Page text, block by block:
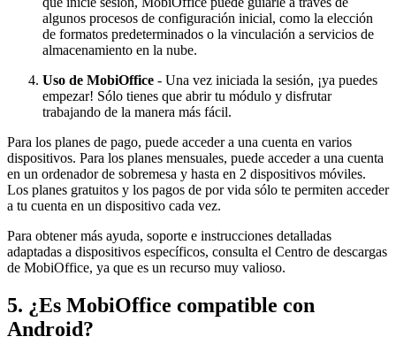
algunos procesos de configuración inicial, como la elección
de formatos predeterminados o la vinculación a servicios de
almacenamiento en la nube.
Uso de MobiOffice - Una vez iniciada la sesión, ¡ya puedes
empezar! Sólo tienes que abrir tu módulo y disfrutar
trabajando de la manera más fácil.
Para los planes de pago, puede acceder a una cuenta en varios
dispositivos. Para los planes mensuales, puede acceder a una cuenta
en un ordenador de sobremesa y hasta en 2 dispositivos móviles.
Los planes gratuitos y los pagos de por vida sólo te permiten acceder
a tu cuenta en un dispositivo cada vez.
Para obtener más ayuda, soporte e instrucciones detalladas
adaptadas a dispositivos específicos, consulta el Centro de descargas
de MobiOffice, ya que es un recurso muy valioso.
5. ¿Es MobiOffice compatible con
Android?